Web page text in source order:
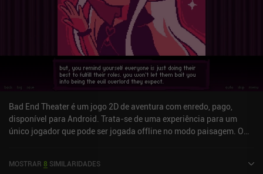
vendido por US$ 3,99, sem anúncios ou iAPs. Especialmente para
jogadores interessados em uma história sobre luto e aceitação, o
jogo oferece uma experiência maravilhosa e única.
Bad End Theater é um jogo 2D de aventura com enredo, pago,
disponível para Android. Trata-se de uma experiência para um
único jogador que pode ser jogada offline no modo paisagem. O
avaliação atual de 4,9 de 5,0 no Google Play.
MOSTRAR 8 SIMILARIDADES